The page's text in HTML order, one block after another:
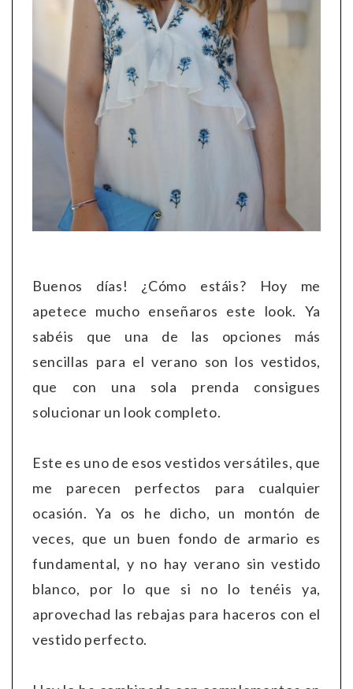
Buenos días! ¿Cómo estáis? Hoy me
apetece mucho enseñaros este look. Ya
sabéis que una de las opciones más
sencillas para el verano son los vestidos,
que con una sola prenda consigues
solucionar un look completo.
Este es uno de esos vestidos versátiles, que
me parecen perfectos para cualquier
ocasión. Ya os he dicho, un montón de
veces, que un buen fondo de armario es
fundamental, y no hay verano sin vestido
blanco, por lo que si no lo tenéis ya,
aprovechad las rebajas para haceros con el
vestido perfecto.